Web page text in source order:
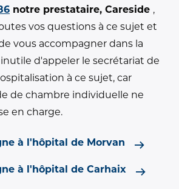
notre prestataire, Careside ,
vos questions à ce sujet et
vous accompagner dans la
d'appeler le secrétariat de
à ce sujet, car
de chambre individuelle ne
en charge.
à l'hôpital de Morvan
à l'hôpital de Carhaix